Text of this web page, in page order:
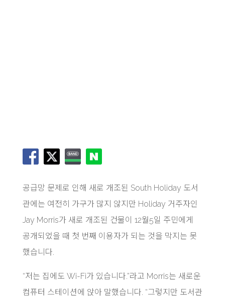
공급망 문제로 인해 새로 개조된 South Holiday 도서
관에는 여전히 가구가 많지 않지만 Holiday 거주자인
Jay Morris가 새로 개조된 건물이 12월5일 주민에게
공개되었을 때 첫 번째 이용자가 되는 것을 막지는 못
했습니다.
“저는 집에도 Wi-Fi가 있습니다.”라고 Morris는 새로운
컴퓨터 스테이션에 앉아 말했습니다. “그렇지만 도서관